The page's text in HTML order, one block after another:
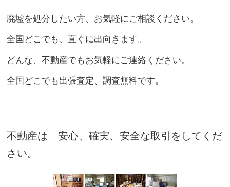
廃墟を処分したい方、お気軽にご相談ください。
全国どこでも、直ぐに出向きます。
どんな、不動産でもお気軽にご連絡ください。
全国どこでも出張査定、調査無料です。
不動産は 安心、確実、安全な取引をしてくだ
さい。